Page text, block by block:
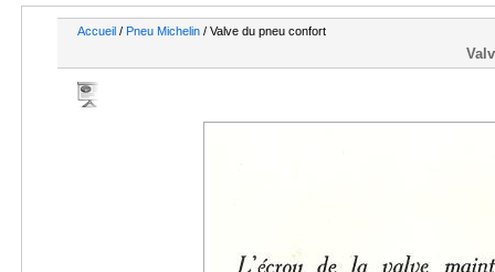
Accueil / Pneu Michelin / Valve du pneu confort